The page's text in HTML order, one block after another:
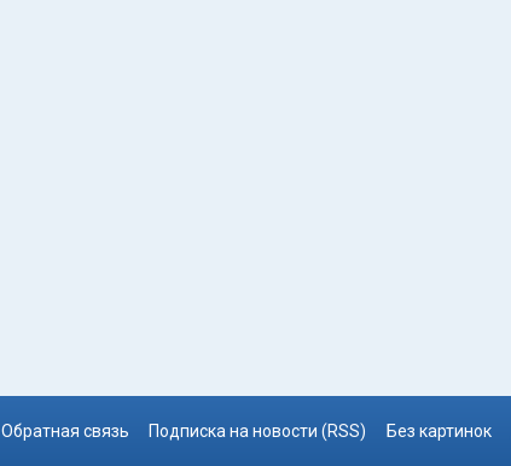
Обратная связь Подписка на новости (RSS) Без картинок